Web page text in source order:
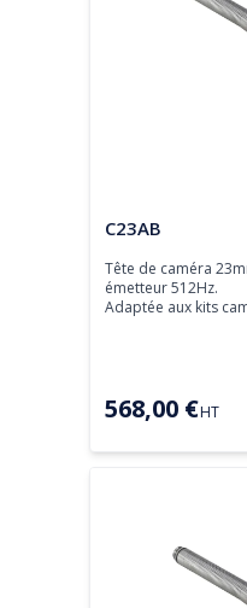
Tête de caméra
C23AB
Tête de caméra
émetteur 512Hz.
Adaptée aux kits
568,00 €HT